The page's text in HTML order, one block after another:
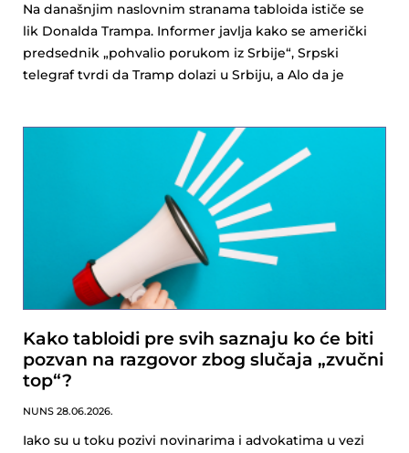
Na današnjim naslovnim stranama tabloida ističe se
lik Donalda Trampa. Informer javlja kako se američki
predsednik „pohvalio porukom iz Srbije“, Srpski
telegraf tvrdi da Tramp dolazi u Srbiju, a Alo da je
Kako tabloidi pre svih saznaju ko će biti
pozvan na razgovor zbog slučaja „zvučni
top“?
NUNS 28.06.2026.
Iako su u toku pozivi novinarima i advokatima u vezi